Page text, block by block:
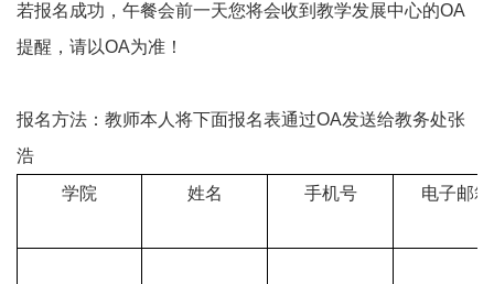
若报名成功，午餐会前一天您将会收到教学发展中心的OA
提醒，请以OA为准！
报名方法：教师本人将下面报名表通过OA发送给教务处张
浩
学院
姓名 手机号 电子邮箱